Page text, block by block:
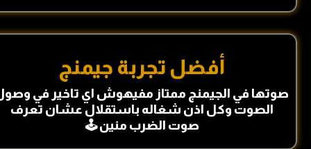
أفضل تجربة جيمنج
صوتها في الجيمنج ممتاز مفيهوش اي تاخير في
الصوت وكل اذن شغاله باستقلال عشان تعرف
صوت الضرب منين 🕹